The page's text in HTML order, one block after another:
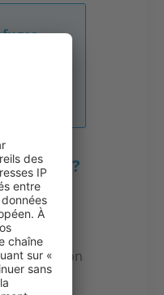
d’Aix ?
ce
Victoire,
Le
rare et son